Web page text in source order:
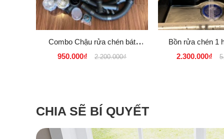
Combo Chậu rửa chén bát
Inox SUS 304 đúc liền nguyên
950.000₫ 2.200.000₫
Bồn rửa chén 1
INOX SUS
2.300.000₫
CHIA SẼ BÍ QUYẾT